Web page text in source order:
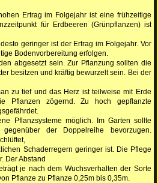
Ertrag im Folgejahr ist eine frühzeitige
für Erdbeeren (Grünpflanzen) ist
geringer ist der Ertrag im Folgejahr. Vor
Bodenvorbereitung erfolgen.
abgesetzt sein. Zur Pflanzung sollten die
besitzen und kräftig bewurzelt sein. Bei der
zu tief und das Herz ist teilweise mit Erde
Pflanzen zögernd. Zu hoch gepflanzte
Pflanzsysteme möglich. Im Garten sollte
der Doppelreihe bevorzugen.
Schaderregern geringer ist. Die Pflege
Der Abstand
je nach dem Wuchsverhalten der Sorte
Pflanze zu Pflanze 0,25m bis 0,35m.